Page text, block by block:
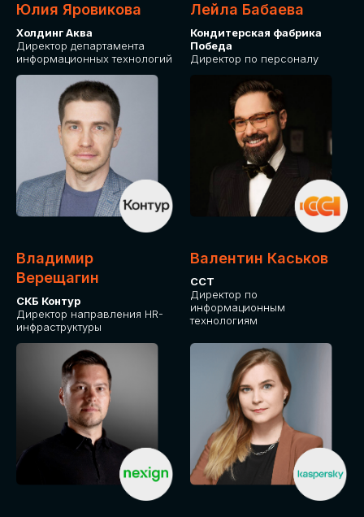
Юлия Яровикова
Холдинг Аква
Директор департамента
информационных технологий
Лейла Бабаева
Кондитерская фабрика
Победа
Директор по персоналу
Владимир
Верещагин
СКБ Контур
Директор направления HR-
инфраструктуры
Валентин Каськов
ССТ
Директор по
информационным
технологиям
ДЛЯ ОПЛАТЫ БИЛЕТОВ